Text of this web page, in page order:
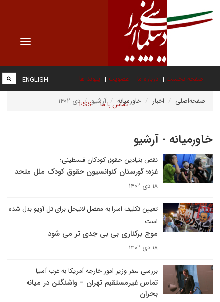
Toggle
صفحه نخست درباره ما عضویت پیوند ها
تماس با ما RSS
ENGLISH
صفحه‌اصلی اخبار خاورمیانه آرشیو دی ۱۴۰۲
خاورمیانه - آرشیو
نقض بنیادین حقوق کودکان فلسطینی؛
غزه؛ گورستان کنوانسیون حقوق کودک ملل متحد
۱۸ دی ۱۴۰۲
تعیین تکلیف اسرا به معضل لانیحل برای تل آویو بدل شده
است
موج برکناری بی بی جدی تر می شود
۱۸ دی ۱۴۰۲
بررسی سفر وزیر امور خارجه آمریکا به غرب آسیا
تماس غیرمستقیم تهران – واشنگتن در میانه
بحران